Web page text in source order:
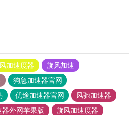
加速度器
旋风加速
狗急加速器官网
优途加速器官网
风驰加速器
器外网苹果版
旋风加速度器